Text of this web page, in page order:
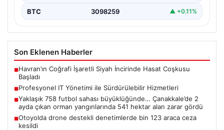
BTC 3098259 ▲ +0.11%
Son Eklenen Haberler
■Havran’ın Coğrafi İşaretli Siyah İncirinde Hasat Coşkusu
Başladı
■Profesyonel IT Yönetimi ile Sürdürülebilir Hizmetleri
■Yaklaşık 758 futbol sahası büyüklüğünde… Çanakkale’de 2
ayda çıkan orman yangınlarında 541 hektar alan zarar gördü
■Otoyolda drone destekli denetimlerde bin 123 araca ceza
kesildi